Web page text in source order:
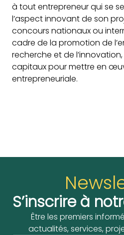
à tout entrepreneur qui se
l’aspect innovant de son
concours nationaux ou
cadre de la promotion de
recherche et de
capitaux pour mettre en
entrepreneuriale.
S’inscrire à
Être les premiers
actualités, services,